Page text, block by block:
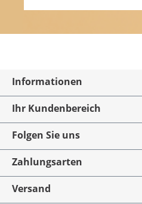
Informationen
Ihr Kundenbereich
Folgen Sie uns
Zahlungsarten
Versand